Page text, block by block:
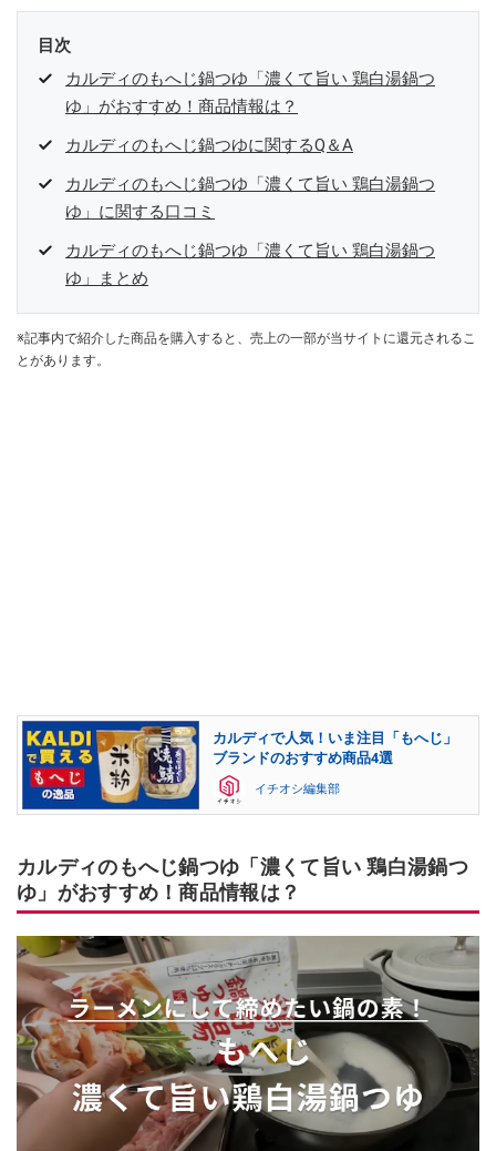
目次
カルディのもへじ鍋つゆ「濃くて旨い 鶏白湯鍋つ
ゆ」がおすすめ！商品情報は？
カルディのもへじ鍋つゆに関するQ＆A
カルディのもへじ鍋つゆ「濃くて旨い 鶏白湯鍋つ
ゆ」に関する口コミ
カルディのもへじ鍋つゆ「濃くて旨い 鶏白湯鍋つ
ゆ」まとめ
※記事内で紹介した商品を購入すると、売上の一部が当サイトに還元されるこ
とがあります。
カルディで人気！いま注目「もへじ」
ブランドのおすすめ商品4選
イチオシ編集部
カルディのもへじ鍋つゆ「濃くて旨い 鶏白湯鍋つ
ゆ」がおすすめ！商品情報は？